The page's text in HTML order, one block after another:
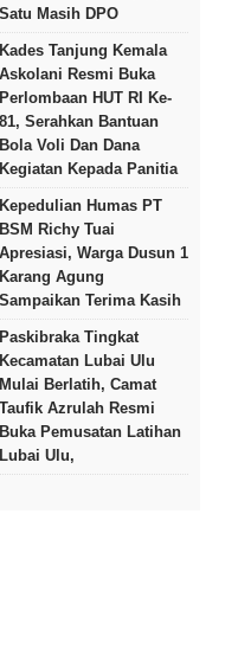
Satu Masih DPO
Kades Tanjung Kemala
Askolani Resmi Buka
Perlombaan HUT RI Ke-
81, Serahkan Bantuan
Bola Voli Dan Dana
Kegiatan Kepada Panitia
Kepedulian Humas PT
BSM Richy Tuai
Apresiasi, Warga Dusun 1
Karang Agung
Sampaikan Terima Kasih
Paskibraka Tingkat
Kecamatan Lubai Ulu
Mulai Berlatih, Camat
Taufik Azrulah Resmi
Buka Pemusatan Latihan
Lubai Ulu,